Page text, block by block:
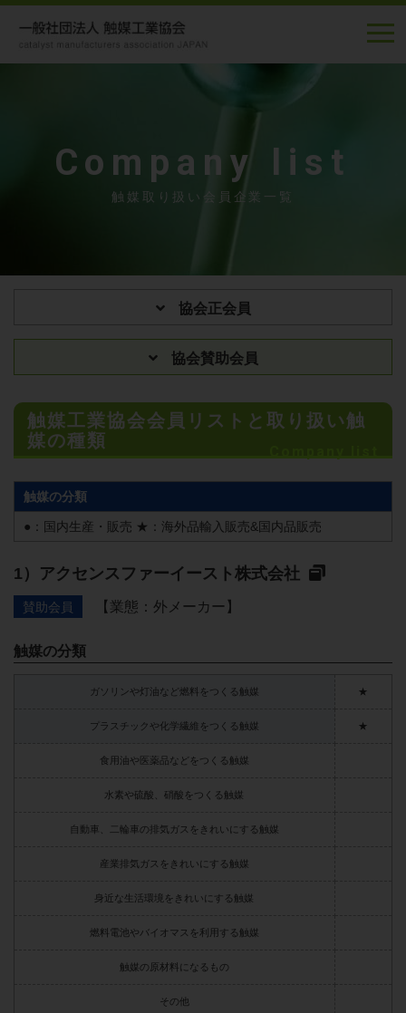
Company list
触媒取り扱い会員企業一覧
協会正会員
協会賛助会員
触媒工業協会会員リストと取り扱い触
媒の種類
触媒の分類
●：国内生産・販売 ★：海外品輸入販売&国内品販売
アクセンスファーイースト株式会社
賛助会員 【業態：外メーカー】
触媒の分類
ガソリンや灯油など燃料をつくる触媒
プラスチックや化学繊維をつくる触媒
食用油や医薬品などをつくる触媒
水素や硫酸、硝酸をつくる触媒
自動車、二輪車の排気ガスをきれいにする触媒
産業排気ガスをきれいにする触媒
身近な生活環境をきれいにする触媒
燃料電池やバイオマスを利用する触媒
触媒の原材料になるもの
その他
★
★